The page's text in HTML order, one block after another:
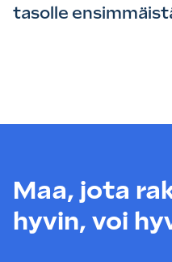
tasolle
Maa, jota
hyvin, voi